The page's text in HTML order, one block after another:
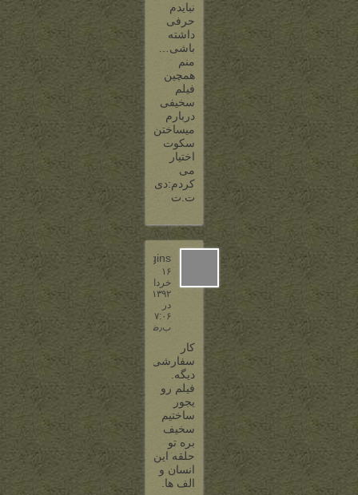
نبایدم
حرفی
داشته
باشی…
منم
همچین
فیلم
سخیفی
دربارم
میساختن
سکوت
اختیار
می
کردم:دی
ت.ت
baggins
۱۶
خرداد
۱۳۹۲
در
۷:۰۶
ب٫ظ
کار
سفارشی
دیگه.
فیلم رو
یجور
ساختیم
سخیف
بره تو
حلقه این
انسان و
الف ها.